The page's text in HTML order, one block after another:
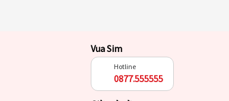
Vua Sim
Hotline
0877.555555